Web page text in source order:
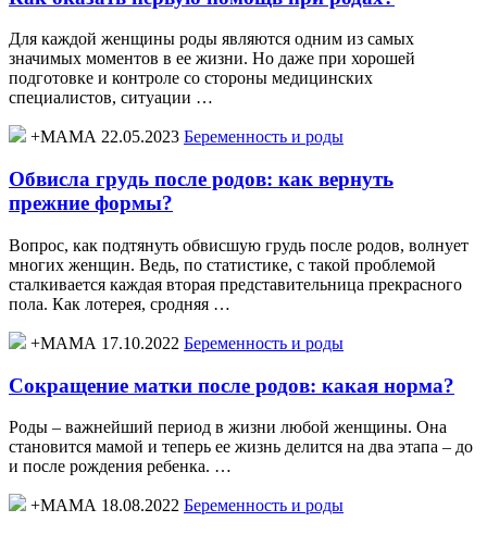
Для каждой женщины роды являются одним из самых
значимых моментов в ее жизни. Но даже при хорошей
подготовке и контроле со стороны медицинских
специалистов, ситуации …
+МАМА 22.05.2023 Беременность и роды
Обвисла грудь после родов: как вернуть
прежние формы?
Вопрос, как подтянуть обвисшую грудь после родов, волнует
многих женщин. Ведь, по статистике, с такой проблемой
сталкивается каждая вторая представительница прекрасного
пола. Как лотерея, сродняя …
+МАМА 17.10.2022 Беременность и роды
Сокращение матки после родов: какая норма?
Роды – важнейший период в жизни любой женщины. Она
становится мамой и теперь ее жизнь делится на два этапа – до
и после рождения ребенка. …
+МАМА 18.08.2022 Беременность и роды